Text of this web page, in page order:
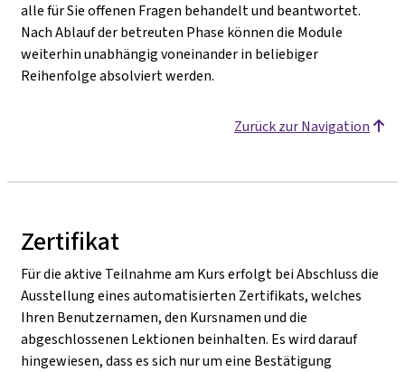
alle für Sie offenen Fragen behandelt und beantwortet.
Nach Ablauf der betreuten Phase können die Module
weiterhin unabhängig voneinander in beliebiger
Reihenfolge absolviert werden.
Zurück zur Navigation
Zertifikat
Für die aktive Teilnahme am Kurs erfolgt bei Abschluss die
Ausstellung eines automatisierten Zertifikats, welches
Ihren Benutzernamen, den Kursnamen und die
abgeschlossenen Lektionen beinhalten. Es wird darauf
hingewiesen, dass es sich nur um eine Bestätigung